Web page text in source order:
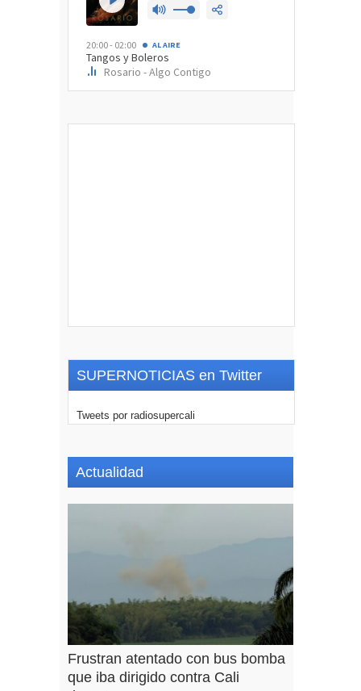
SUPERNOTICIAS en Twitter
Tweets por radiosupercali
Actualidad
Frustran atentado con bus bomba
que iba dirigido contra Cali